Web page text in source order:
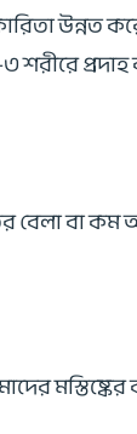
উন্নত
শরীরে
বেলা বা
মস্তিষ্কের